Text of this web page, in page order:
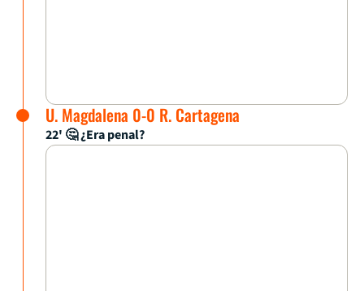
U. Magdalena 0-0 R. Cartagena
22' 🤔 ¿Era penal?